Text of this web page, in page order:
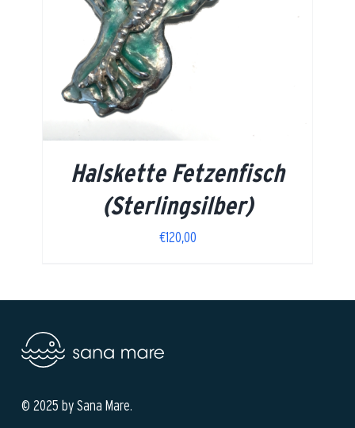
Halskette Fetzenfisch
(Sterlingsilber)
€120,00
© 2025 by Sana Mare.